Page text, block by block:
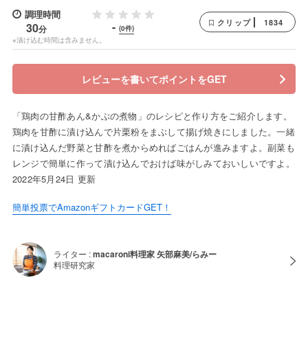
調理時間
30分
※漬け込む時間は含みません。
- (0件)
クリップ 1834
レビューを書いてポイントをGET
「鶏肉の甘酢あん&かぶの煮物」のレシピと作り方をご紹介します。
鶏肉を甘酢に漬け込んで片栗粉をまぶして揚げ焼きにしました。一緒
に漬け込んだ野菜と甘酢を煮からめればごはんが進みますよ。副菜も
レンジで簡単に作って漬け込んでおけば味がしみておいしいですよ。
2022年5月24日 更新
簡単投票でAmazonギフトカードGET！
ライター :macaroni料理家 矢部麻美/らみー
料理研究家